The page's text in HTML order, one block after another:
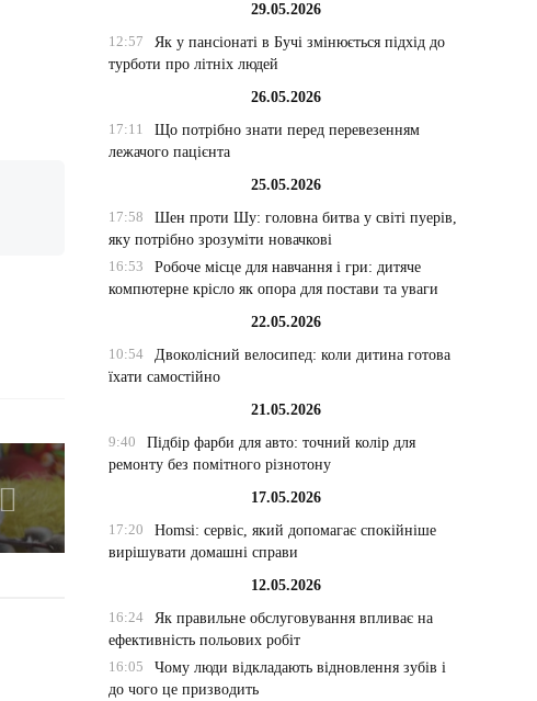
29.05.2026
12:57
Як у пансіонаті в Бучі змінюється підхід до
турботи про літніх людей
26.05.2026
17:11
Що потрібно знати перед перевезенням
лежачого пацієнта
25.05.2026
17:58
Шен проти Шу: головна битва у світі пуерів,
яку потрібно зрозуміти новачкові
16:53
Робоче місце для навчання і гри: дитяче
компютерне крісло як опора для постави та уваги
22.05.2026
10:54
Двоколісний велосипед: коли дитина готова
їхати самостійно
21.05.2026
9:40
Підбір фарби для авто: точний колір для
ремонту без помітного різнотону
17.05.2026
17:20
Homsi: сервіс, який допомагає спокійніше
вирішувати домашні справи
12.05.2026
16:24
Як правильне обслуговування впливає на
ефективність польових робіт
16:05
Чому люди відкладають відновлення зубів і
до чого це призводить